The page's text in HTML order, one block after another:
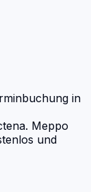
in
Meppo
und